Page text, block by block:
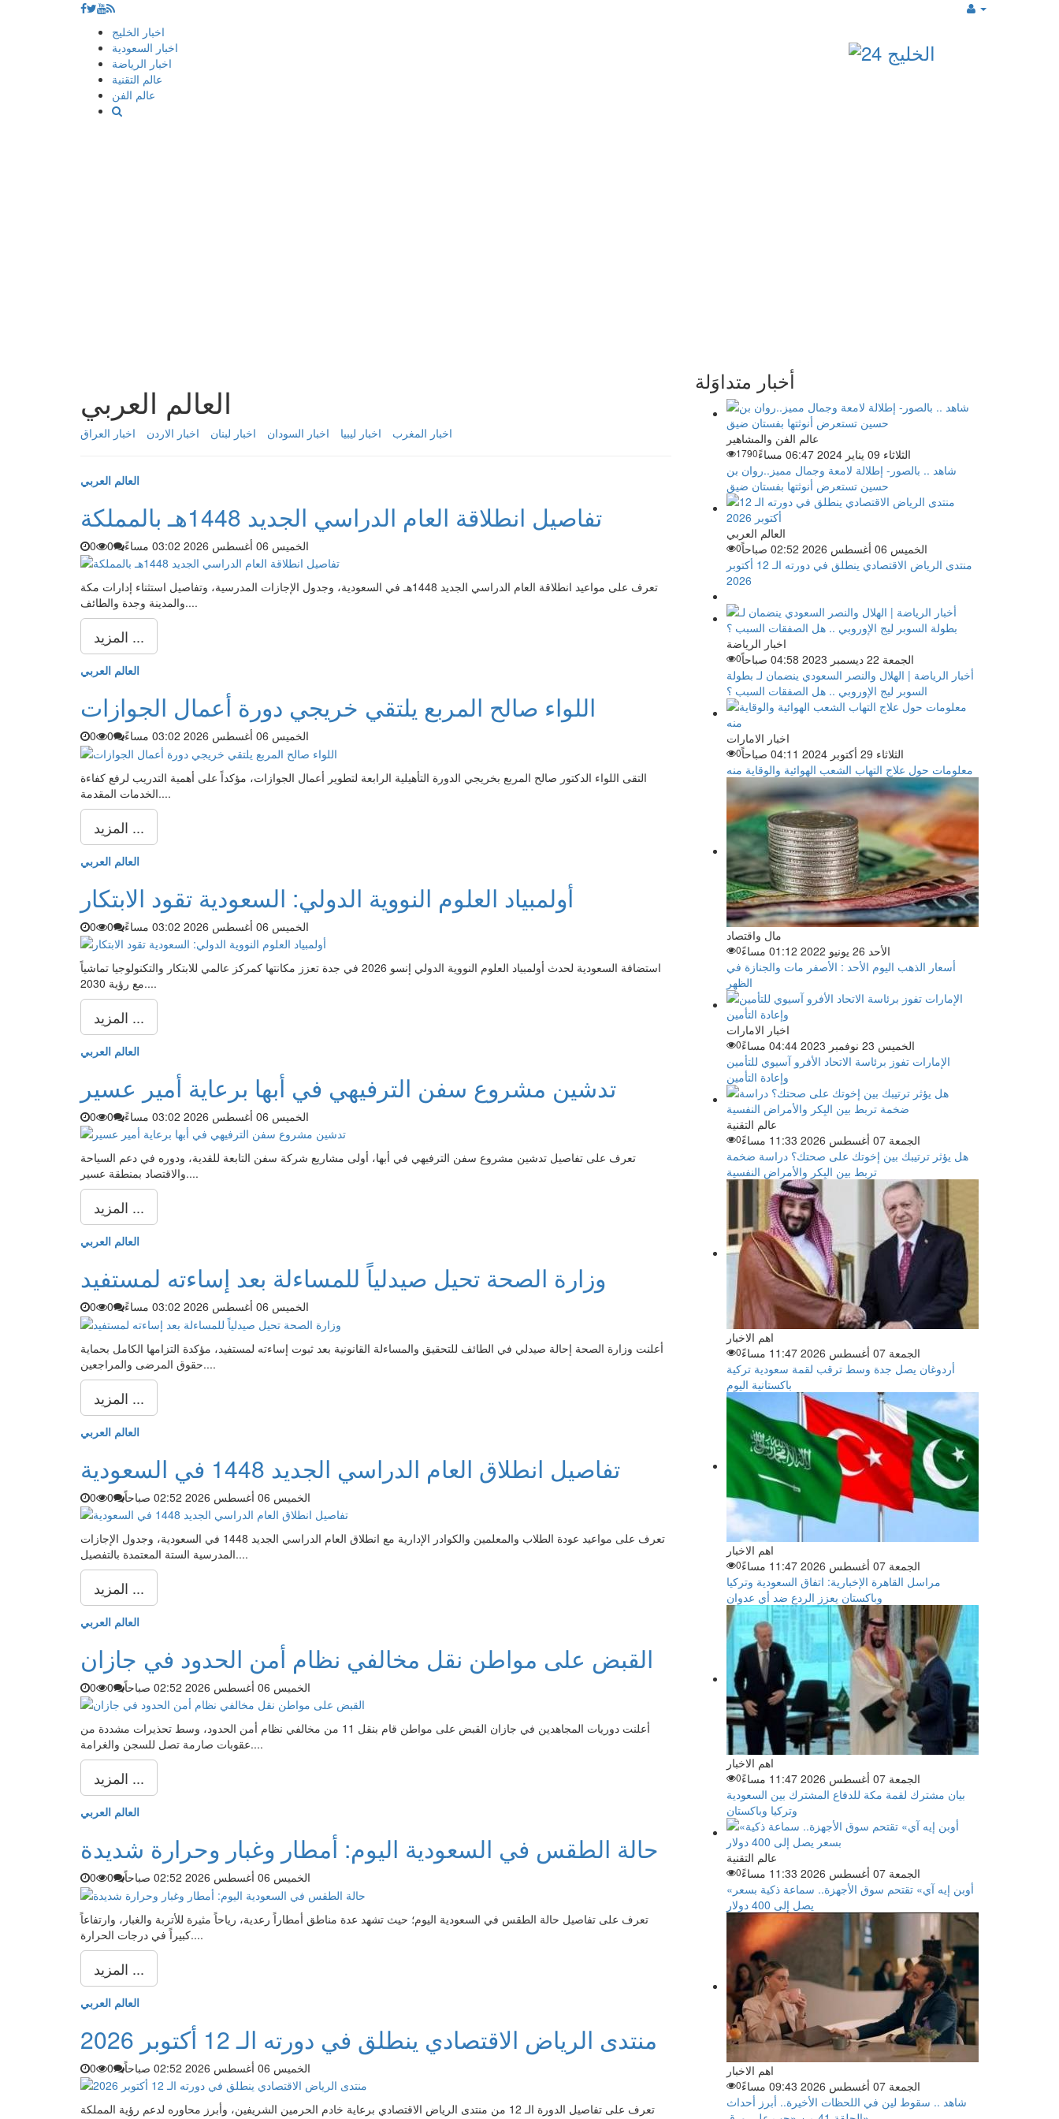
إذهب
المحتوى
اخبار الخليج
اخبار السعودية
اخبار الرياضة
عالم التقنية
عالم الفن
العالم العربي
اخبار العراق اخبار الاردن اخبار لبنان اخبار السودان اخبار ليبيا اخبار المغرب
العالم العربي
تفاصيل انطلاقة العام الدراسي الجديد 1448هـ بالمملكة
الخميس 06 أغسطس 2026 03:02 مساءً 0
0
تعرف على مواعيد انطلاقة العام الدراسي الجديد 1448هـ في السعودية، وجدول الإجازات المدرسية، وتفاصيل استثناء إدارات مكة
والمدينة وجدة والطائف....
المزيد ...
العالم العربي
اللواء صالح المربع يلتقي خريجي دورة أعمال الجوازات
الخميس 06 أغسطس 2026 03:02 مساءً 0
0
التقى اللواء الدكتور صالح المربع بخريجي الدورة التأهيلية الرابعة لتطوير أعمال الجوازات، مؤكداً على أهمية التدريب لرفع كفاءة
الخدمات المقدمة....
المزيد ...
العالم العربي
أولمبياد العلوم النووية الدولي: السعودية تقود الابتكار
الخميس 06 أغسطس 2026 03:02 مساءً 0
0
استضافة السعودية لحدث أولمبياد العلوم النووية الدولي إنسو 2026 في جدة تعزز مكانتها كمركز عالمي للابتكار والتكنولوجيا تماشياً
مع رؤية 2030....
المزيد ...
العالم العربي
تدشين مشروع سفن الترفيهي في أبها برعاية أمير عسير
الخميس 06 أغسطس 2026 03:02 مساءً 0
0
تعرف على تفاصيل تدشين مشروع سفن الترفيهي في أبها، أولى مشاريع شركة سفن التابعة للقدية، ودوره في دعم السياحة
والاقتصاد بمنطقة عسير....
المزيد ...
العالم العربي
وزارة الصحة تحيل صيدلياً للمساءلة بعد إساءته لمستفيد
الخميس 06 أغسطس 2026 03:02 مساءً 0
0
أعلنت وزارة الصحة إحالة صيدلي في الطائف للتحقيق والمساءلة القانونية بعد ثبوت إساءته لمستفيد، مؤكدة التزامها الكامل بحماية
حقوق المرضى والمراجعين....
المزيد ...
العالم العربي
تفاصيل انطلاق العام الدراسي الجديد 1448 في السعودية
الخميس 06 أغسطس 2026 02:52 صباحاً 0
0
تعرف على مواعيد عودة الطلاب والمعلمين والكوادر الإدارية مع انطلاق العام الدراسي الجديد 1448 في السعودية، وجدول الإجازات
المدرسية الستة المعتمدة بالتفصيل....
المزيد ...
العالم العربي
القبض على مواطن نقل مخالفي نظام أمن الحدود في جازان
الخميس 06 أغسطس 2026 02:52 صباحاً 0
0
أعلنت دوريات المجاهدين في جازان القبض على مواطن قام بنقل 11 من مخالفي نظام أمن الحدود، وسط تحذيرات مشددة من
عقوبات صارمة تصل للسجن والغرامة....
المزيد ...
العالم العربي
حالة الطقس في السعودية اليوم: أمطار وغبار وحرارة شديدة
الخميس 06 أغسطس 2026 02:52 صباحاً 0
0
تعرف على تفاصيل حالة الطقس في السعودية اليوم؛ حيث تشهد عدة مناطق أمطاراً رعدية، رياحاً مثيرة للأتربة والغبار، وارتفاعاً
كبيراً في درجات الحرارة....
المزيد ...
العالم العربي
منتدى الرياض الاقتصادي ينطلق في دورته الـ 12 أكتوبر 2026
الخميس 06 أغسطس 2026 02:52 صباحاً 0
0
تعرف على تفاصيل الدورة الـ 12 من منتدى الرياض الاقتصادي برعاية خادم الحرمين الشريفين، وأبرز محاوره لدعم رؤية المملكة
أخبار متداوَلة
عالم الفن والمشاهير
الثلاثاء 09 يناير 2024 06:47 مساءً
1790
شاهد .. بالصور- إطلالة لامعة وجمال مميز..روان بن
حسين تستعرض أنوثتها بفستان ضيق
العالم العربي
الخميس 06 أغسطس 2026 02:52 صباحاً
0
منتدى الرياض الاقتصادي ينطلق في دورته الـ 12 أكتوبر
2026
اخبار الرياضة
الجمعة 22 ديسمبر 2023 04:58 صباحاً
0
أخبار الرياضة | الهلال والنصر السعودي ينضمان لـ بطولة
السوبر ليج الإوروبي .. هل الصفقات السبب ؟
اخبار الامارات
الثلاثاء 29 أكتوبر 2024 04:11 صباحاً
0
معلومات حول علاج التهاب الشعب الهوائية والوقاية منه
مال واقتصاد
الأحد 26 يونيو 2022 01:12 مساءً
0
أسعار الذهب اليوم الأحد : الأصفر مات والجنازة في
الظهر
اخبار الامارات
الخميس 23 نوفمبر 2023 04:44 مساءً
0
الإمارات تفوز برئاسة الاتحاد الأفرو آسيوي للتأمين
وإعادة التأمين
عالم التقنية
الجمعة 07 أغسطس 2026 11:33 مساءً
0
هل يؤثر ترتيبك بين إخوتك على صحتك؟ دراسة ضخمة
تربط بين البِكر والأمراض النفسية
اهم الاخبار
الجمعة 07 أغسطس 2026 11:47 مساءً
0
أردوغان يصل جدة وسط ترقب لقمة سعودية تركية
باكستانية اليوم
اهم الاخبار
الجمعة 07 أغسطس 2026 11:47 مساءً
0
مراسل القاهرة الإخبارية: اتفاق السعودية وتركيا
وباكستان يعزز الردع ضد أي عدوان
اهم الاخبار
الجمعة 07 أغسطس 2026 11:47 مساءً
0
بيان مشترك لقمة مكة للدفاع المشترك بين السعودية
وتركيا وباكستان
عالم التقنية
الجمعة 07 أغسطس 2026 11:33 مساءً
0
«أوبن إيه آي» تقتحم سوق الأجهزة.. سماعة ذكية بسعر
يصل إلى 400 دولار
اهم الاخبار
الجمعة 07 أغسطس 2026 09:43 مساءً
0
شاهد .. سقوط لين في اللحظات الأخيرة.. أبرز أحداث